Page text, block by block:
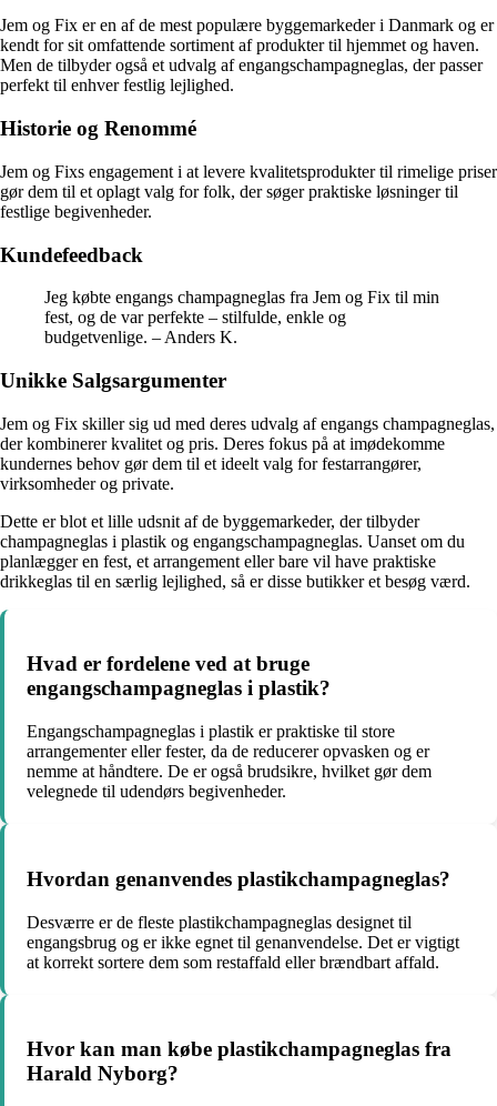
Jem og Fix er en af de mest populære byggemarkeder i Danmark og er
kendt for sit omfattende sortiment af produkter til hjemmet og haven.
Men de tilbyder også et udvalg af engangschampagneglas, der passer
perfekt til enhver festlig lejlighed.
Historie og Renommé
Jem og Fixs engagement i at levere kvalitetsprodukter til rimelige priser
gør dem til et oplagt valg for folk, der søger praktiske løsninger til
festlige begivenheder.
Kundefeedback
Jeg købte engangs champagneglas fra Jem og Fix til min
fest, og de var perfekte – stilfulde, enkle og
budgetvenlige. – Anders K.
Unikke Salgsargumenter
Jem og Fix skiller sig ud med deres udvalg af engangs champagneglas,
der kombinerer kvalitet og pris. Deres fokus på at imødekomme
kundernes behov gør dem til et ideelt valg for festarrangører,
virksomheder og private.
Dette er blot et lille udsnit af de byggemarkeder, der tilbyder
champagneglas i plastik og engangschampagneglas. Uanset om du
planlægger en fest, et arrangement eller bare vil have praktiske
drikkeglas til en særlig lejlighed, så er disse butikker et besøg værd.
Hvad er fordelene ved at bruge
engangschampagneglas i plastik?
Engangschampagneglas i plastik er praktiske til store
arrangementer eller fester, da de reducerer opvasken og er
nemme at håndtere. De er også brudsikre, hvilket gør dem
velegnede til udendørs begivenheder.
Hvordan genanvendes plastikchampagneglas?
Desværre er de fleste plastikchampagneglas designet til
engangsbrug og er ikke egnet til genanvendelse. Det er vigtigt
at korrekt sortere dem som restaffald eller brændbart affald.
Hvor kan man købe plastikchampagneglas fra
Harald Nyborg?